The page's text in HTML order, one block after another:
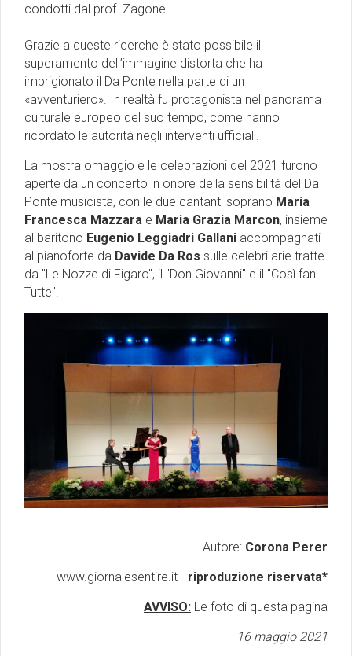
condotti dal prof. Zagonel.
Grazie a queste ricerche è stato possibile il
superamento dell’immagine distorta che ha
imprigionato il Da Ponte nella parte di un
«avventuriero». In realtà fu protagonista nel panorama
culturale europeo del suo tempo, come hanno
ricordato le autorità negli interventi ufficiali.
La mostra omaggio e le celebrazioni del 2021 furono
aperte da un concerto in onore della sensibilità del Da
Ponte musicista, con le due cantanti soprano Maria
Francesca Mazzara e Maria Grazia Marcon, insieme
al baritono Eugenio Leggiadri Gallani accompagnati
al pianoforte da Davide Da Ros sulle celebri arie tratte
da ''Le Nozze di Figaro'', il ''Don Giovanni'' e il ''Così fan
Tutte''.
Autore: Corona Perer
www.giornalesentire.it - riproduzione riservata*
AVVISO: Le foto di questa pagina
16 maggio 2021